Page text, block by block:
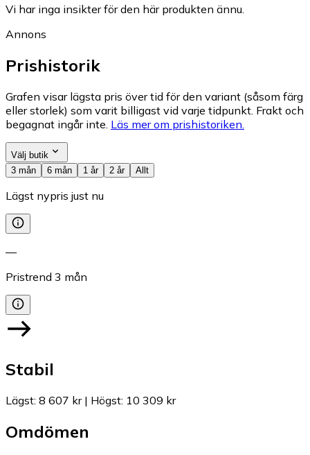
Vi har inga insikter för den här produkten ännu.
Annons
Prishistorik
Grafen visar lägsta pris över tid för den variant (såsom färg
eller storlek) som varit billigast vid varje tidpunkt. Frakt och
begagnat ingår inte. Läs mer om prishistoriken.
Välj butik
3 mån
6 mån 1 år 2 år Allt
Lägst nypris just nu
—
Pristrend 3 mån
Stabil
Lägst: 8 607 kr| Högst: 10 309 kr
Omdömen